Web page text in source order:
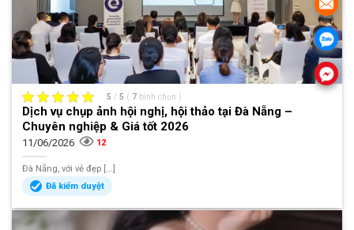
5 / 5 ( 7 bình chọn )
Dịch vụ chụp ảnh hội nghị, hội thảo tại Đà Nẵng –
Chuyên nghiệp & Giá tốt 2026
11/06/2026 12
Đà Nẵng, với vẻ đẹp [...]
Đã kiểm duyệt